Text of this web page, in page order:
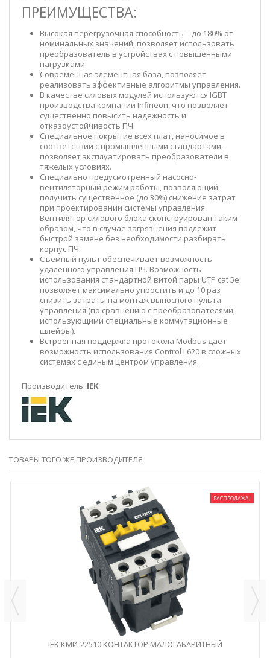
ПРЕИМУЩЕСТВА:
Высокая перегрузочная способность – до 180% от
номинальных значений, позволяет использовать
преобразователь в устройствах с повышенными
нагрузками.
Современная элементная база, позволяет
реализовать эффективные алгоритмы управления.
В качестве силовых модулей используются IGBT
производства компании Infineon, что позволяет
существенно повысить надёжность и
отказоустойчивость ПЧ.
Специальное покрытие всех плат, наносимое в
соответствии с промышленными стандартами,
позволяет эксплуатировать преобразователи в
тяжелых условиях.
Специально предусмотренный насосно-
вентиляторный режим работы, позволяющий
получить существенное (до 30%) снижение затрат
при проектировании системы управления.
Вентилятор силового блока сконструирован таким
образом, что в случае загрязнения подлежит
быстрой замене без необходимости разбирать
корпус ПЧ.
Съемный пульт обеспечивает возможность
удалённого управления ПЧ. Возможность
использования стандартной витой пары UTP cat 5e
позволяет максимально упростить и до 10 раз
снизить затраты на монтаж выносного пульта
управления (по сравнению с преобразователями,
использующими специальные коммутационные
шлейфы).
Встроенная поддержка протокола Modbus дает
возможность использования Control L620 в сложных
системах с единым центром управления.
Производитель: IEK
ТОВАРЫ ТОГО ЖЕ ПРОИЗВОДИТЕЛЯ
РАСПРОДАЖА!
IEK КМИ-22510 КОНТАКТОР МАЛОГАБАРИТНЫЙ